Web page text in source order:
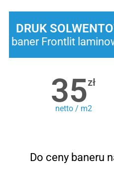
DRUK
baner Frontlit
35zł
netto / m2
Do ceny baneru